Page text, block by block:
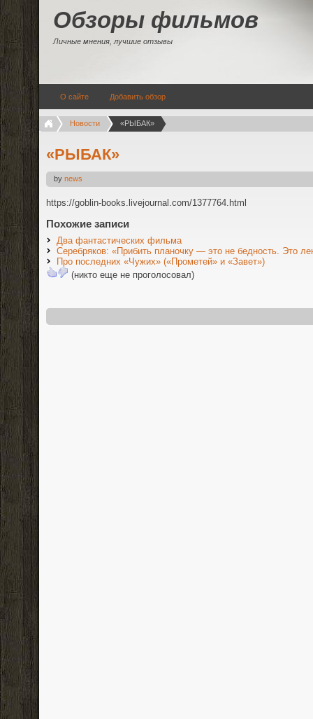
Обзоры фильмов
Личные мнения, лучшие отзывы
О сайте Добавить обзор
Новости «РЫБАК»
«РЫБАК»
by news
https://goblin-books.livejournal.com/1377764.html
Похожие записи
Два фантастических фильма
Серебряков: «Прибить планочку — это не бедность. Это
Про последних «Чужих» («Прометей» и «Завет»)
(никто еще не проголосовал)